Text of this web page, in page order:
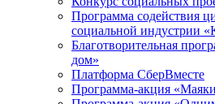
Программа содействия
социальной индустрии
Благотворительная
дом»
Платформа СберВместе
Программа-акция